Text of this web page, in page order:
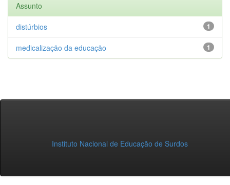
Assunto
1
distúrbios
1
medicalização da educação
Instituto Nacional de Educação de Surdos